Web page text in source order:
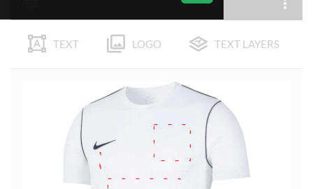
TEXT LOGO TEXT LAYERS